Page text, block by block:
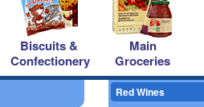
Biscuits &
Confectionery
Main
Groceries
Red Wines